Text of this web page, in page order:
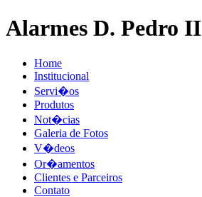
Alarmes D. Pedro II
Home
Institucional
Servi�os
Produtos
Not�cias
Galeria de Fotos
V�deos
Or�amentos
Clientes e Parceiros
Contato